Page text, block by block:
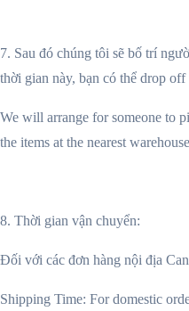
7. Sau đó chúng tôi sẽ bố trí
thời gian này, bạn có thể drop
We will arrange for someone to
the items at the nearest
8. Thời gian vận chuyển:
Đối với các đơn hàng nội địa
Shipping Time: For domestic